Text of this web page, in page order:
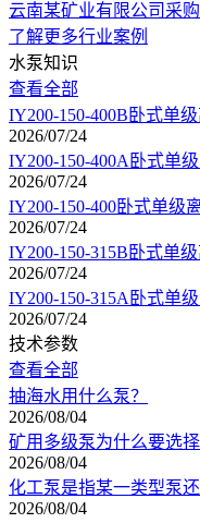
云南某矿业有限公司采
了解更多行业案例
水泵知识
查看全部
IY200-150-400B卧式单
2026/07/24
IY200-150-400A卧式单
2026/07/24
IY200-150-400卧式单级
2026/07/24
IY200-150-315B卧式单
2026/07/24
IY200-150-315A卧式单
2026/07/24
技术参数
查看全部
抽海水用什么泵？
2026/08/04
矿用多级泵为什么要选
2026/08/04
化工泵是指某一类型泵还
2026/08/04